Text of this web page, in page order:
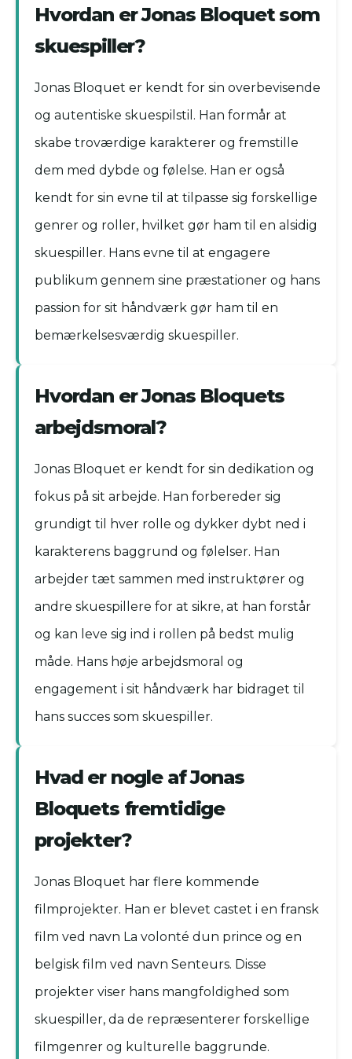
Hvordan er Jonas Bloquet som
skuespiller?
Jonas Bloquet er kendt for sin overbevisende
og autentiske skuespilstil. Han formår at
skabe troværdige karakterer og fremstille
dem med dybde og følelse. Han er også
kendt for sin evne til at tilpasse sig forskellige
genrer og roller, hvilket gør ham til en alsidig
skuespiller. Hans evne til at engagere
publikum gennem sine præstationer og hans
passion for sit håndværk gør ham til en
bemærkelsesværdig skuespiller.
Hvordan er Jonas Bloquets
arbejdsmoral?
Jonas Bloquet er kendt for sin dedikation og
fokus på sit arbejde. Han forbereder sig
grundigt til hver rolle og dykker dybt ned i
karakterens baggrund og følelser. Han
arbejder tæt sammen med instruktører og
andre skuespillere for at sikre, at han forstår
og kan leve sig ind i rollen på bedst mulig
måde. Hans høje arbejdsmoral og
engagement i sit håndværk har bidraget til
hans succes som skuespiller.
Hvad er nogle af Jonas
Bloquets fremtidige
projekter?
Jonas Bloquet har flere kommende
filmprojekter. Han er blevet castet i en fransk
film ved navn La volonté dun prince og en
belgisk film ved navn Senteurs. Disse
projekter viser hans mangfoldighed som
skuespiller, da de repræsenterer forskellige
filmgenrer og kulturelle baggrunde.